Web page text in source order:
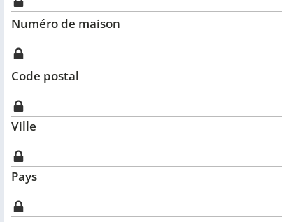
Numéro de maison
Code postal
Ville
Pays